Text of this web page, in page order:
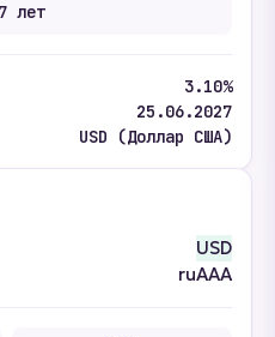
лет
3.10%
25.06.2027
USD (Доллар США)
USD
ruAAA